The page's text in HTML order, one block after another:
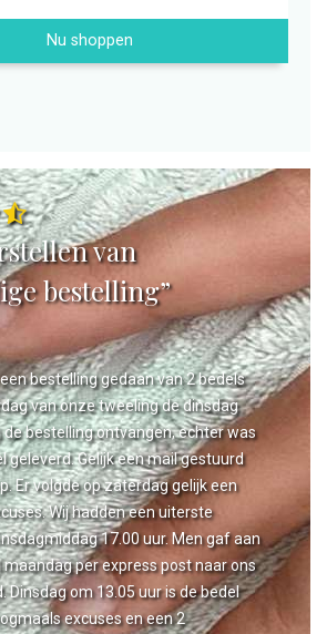
Nu shoppen
van
bestelling”
bestelling gedaan van 2 bedels
van onze tweeling de dinsdag
bestelling ontvangen, echter was
geleverd. Gelijk een mail gestuurd
Er volgde op zaterdag gelijk een
Wij hadden een uiterste
17.00 uur. Men gaf aan
per express post naar ons
Dinsdag om 13.05 uur is de bedel
excuses en een 2